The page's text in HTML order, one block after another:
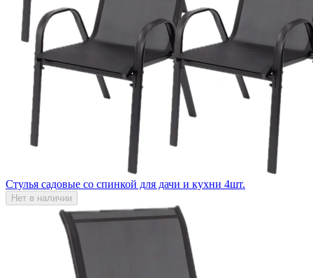
Стулья садовые со спинкой для дачи и кухни 4шт.
Нет в наличии